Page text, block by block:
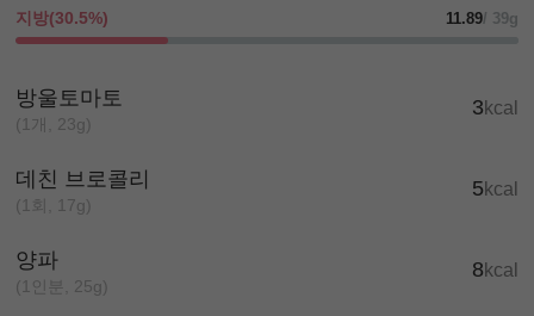
지방(30.5%) 11.89/ 39g
방울토마토
(1개, 23g)
3 kcal
데친 브로콜리
(1회, 17g)
5 kcal
양파
(1인분, 25g)
8 kcal